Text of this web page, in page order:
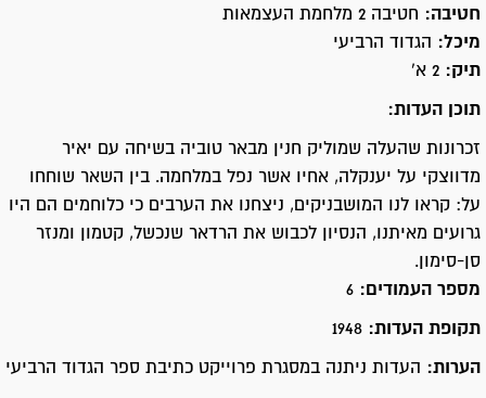
חטיבה: חטיבה 2 מלחמת העצמאות
מיכל:
הגדוד הרביעי
תיק: 2 א'
תוכן העדות:
זכרונות שהעלה שמוליק חנין מבאר טוביה בשיחה עם יאיר
מדווצקי על יענקלה, אחיו אשר נפל במלחמה. בין השאר שוחחו
על: קראו לנו המושבניקים, ניצחנו את הערבים כי כלוחמים הם היו
גרועים מאיתנו, הנסיון לכבוש את הרדאר שנכשל, קטמון ומנזר
סן-סימון.
מספר העמודים: 6
תקופת העדות: 1948
הערות: העדות ניתנה במסגרת פרוייקט כתיבת ספר הגדוד הרביעי